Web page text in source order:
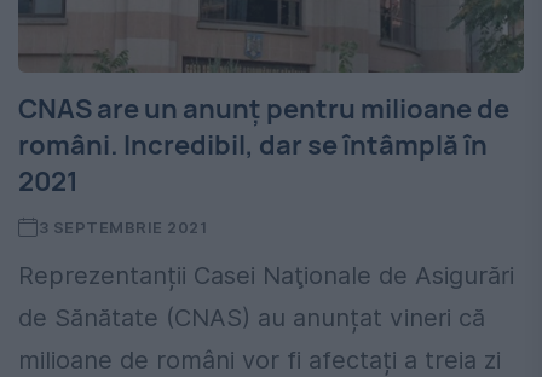
CNAS are un anunț pentru milioane de
români. Incredibil, dar se întâmplă în
2021
3 SEPTEMBRIE 2021
Reprezentanții Casei Naţionale de Asigurări
de Sănătate (CNAS) au anunțat vineri că
milioane de români vor fi afectați a treia zi